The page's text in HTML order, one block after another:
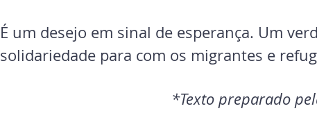
É um desejo em sinal de esperança. Um
solidariedade para com os migrantes e
*Texto preparado